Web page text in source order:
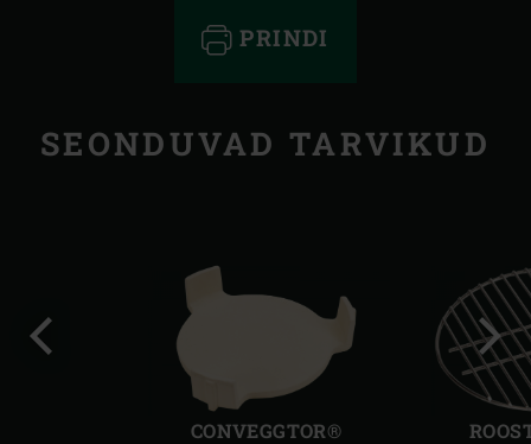
PRINDI
SEONDUVAD TARVIKUD
CONVEGGTOR®
slaid